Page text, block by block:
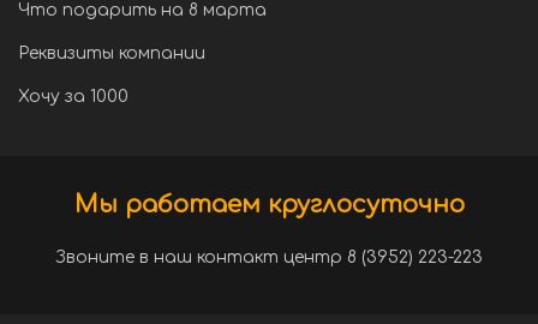
Что подарить на 8 марта
Реквизиты компании
Хочу за 1000
Мы работаем круглосуточно
Звоните в наш контакт центр 8 (3952) 223-223